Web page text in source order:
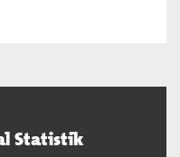
Statistik